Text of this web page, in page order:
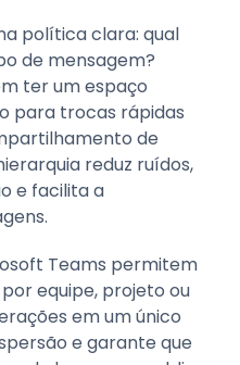
política clara: qual
de mensagem?
ter um espaço
para trocas rápidas
de
reduz ruídos,
e facilita a
Teams permitem
equipe, projeto ou
em um único
e garante que